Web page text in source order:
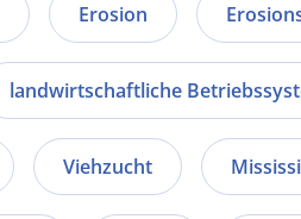
Erosion
landwirtschaftliche
Viehzucht